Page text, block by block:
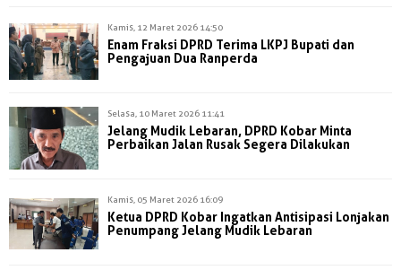
Kamis, 12 Maret 2026 14:50
Enam Fraksi DPRD Terima LKPJ Bupati dan
Pengajuan Dua Ranperda
Selasa, 10 Maret 2026 11:41
Jelang Mudik Lebaran, DPRD Kobar Minta
Perbaikan Jalan Rusak Segera Dilakukan
Kamis, 05 Maret 2026 16:09
Ketua DPRD Kobar Ingatkan Antisipasi Lonjakan
Penumpang Jelang Mudik Lebaran